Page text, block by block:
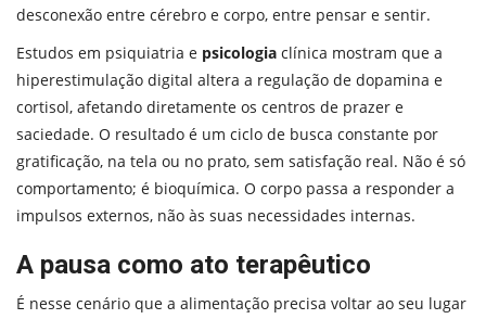
desconexão entre cérebro e corpo, entre pensar e sentir.
Estudos em psiquiatria e psicologia clínica mostram que a
hiperestimulação digital altera a regulação de dopamina e
cortisol, afetando diretamente os centros de prazer e
saciedade. O resultado é um ciclo de busca constante por
gratificação, na tela ou no prato, sem satisfação real. Não é só
comportamento; é bioquímica. O corpo passa a responder a
impulsos externos, não às suas necessidades internas.
A pausa como ato terapêutico
É nesse cenário que a alimentação precisa voltar ao seu lugar